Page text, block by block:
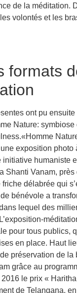
de la méditation.
volontés et les
formats
ont pu
Nature:
exposition photo
initiative humaniste
Shanti Vanam, près
friche délabrée qui
bénévole a
lequel des
pour tous publics,
en place. Haut
préservation de la
grâce au
le prix «
de Telangana,